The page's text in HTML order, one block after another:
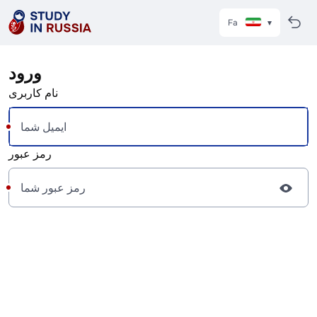
Fa
ورود
نام کاربری
رمز عبور